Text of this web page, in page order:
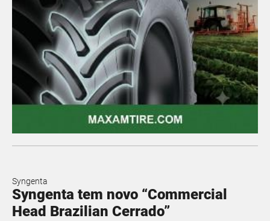
Syngenta
Syngenta tem novo “Commercial
Head Brazilian Cerrado”